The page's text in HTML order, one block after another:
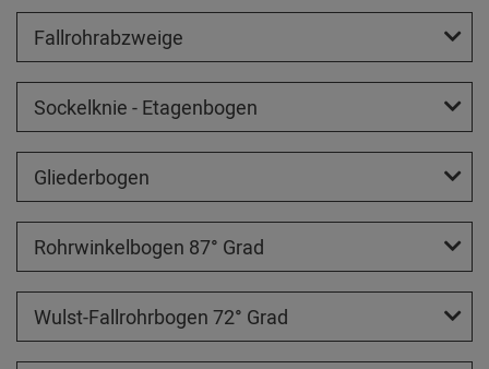
Fallrohrabzweige
Sockelknie - Etagenbogen
Gliederbogen
Rohrwinkelbogen 87° Grad
Wulst-Fallrohrbogen 72° Grad